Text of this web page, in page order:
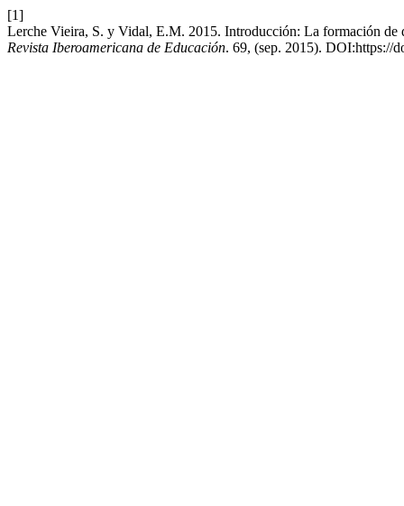
[1]
Lerche Vieira, S. y Vidal, E.M. 2015. Introducción: La formación de
Revista Iberoamericana de Educación. 69, (sep. 2015). DOI:https://